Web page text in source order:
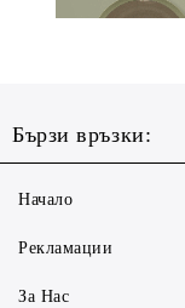
Бързи връзки:
Начало
Рекламации
За Нас